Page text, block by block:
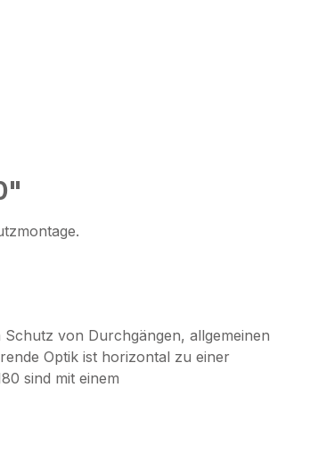
von Durchgängen, allgemeinen
Optik ist horizontal zu einer
sind mit einem